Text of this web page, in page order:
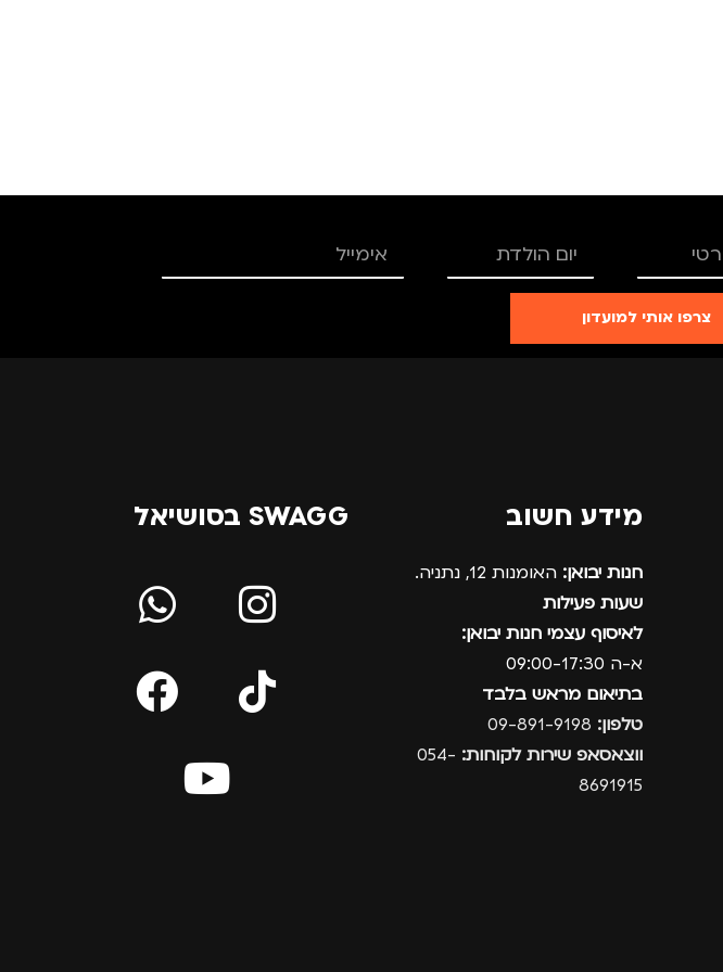
צרפו אותי למועדון
מידע חשוב
חנות יבואן: האומנות 12, נתניה.
שעות פעילות
לאיסוף עצמי חנות יבואן:
א-ה 09:00-17:30
בתיאום מראש בלבד
טלפון:
ווצאסאפ שירות לקוחות: 054-
8691915
SWAGG בסושיאל